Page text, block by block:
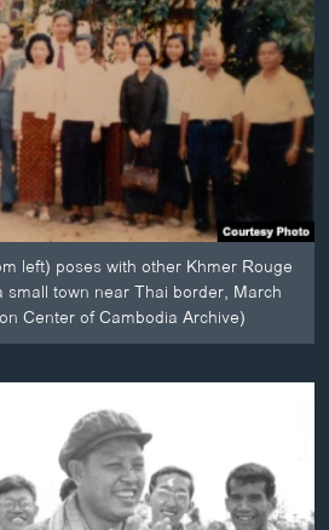
left) poses with other Khmer Rouge
small town near Thai border, March
Center of Cambodia Archive)